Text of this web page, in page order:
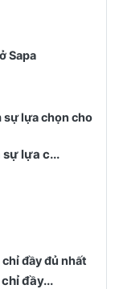
sự lựa c...
đầy...